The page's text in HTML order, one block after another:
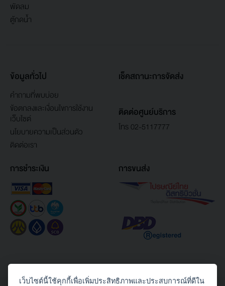
พัดลม
ตู้กดน้ำ
ข้อมูลทั่วไป
คำถามที่พบบ่อย
ข้อตกลงและเงื่อนไขการใช้งาน
เว็บไซต์
นโยบายความเป็นส่วนตัว
ติดต่อเรา
เช็คสถานะการจัดส่ง
ติดต่อศูนย์บริการ
โทร 02-5117777
การชำระเงิน การขนส่ง
เว็บไซต์นี้ใช้คุกกี้เพื่อเพิ่มประสิทธิภาพและประสบการณ์ที่ดีใน